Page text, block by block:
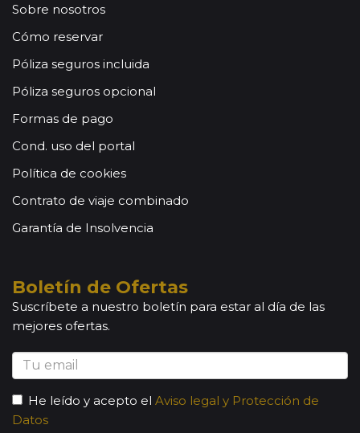
Sobre nosotros
Cómo reservar
Póliza seguros incluida
Póliza seguros opcional
Formas de pago
Cond. uso del portal
Política de cookies
Contrato de viaje combinado
Garantía de Insolvencia
Boletín de Ofertas
Suscríbete a nuestro boletín para estar al día de las
mejores ofertas.
He leído y acepto el Aviso legal y Protección de
Datos